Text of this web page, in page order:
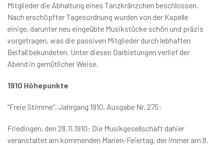
Mitglieder die Abhaltung eines Tanzkränzchen beschlossen.
Nach erschöpfter Tagesordnung wurden von der Kapelle
einige, darunter neu eingeübte Musikstücke schön und präzis
vorgetragen, was die passiven Mitglieder durch lebhaften
Beifall bekundeten. Unter diesen Darbietungen verlief der
Abend in gemütlicher Weise.
1910 Höhepunkte
"Freie Stimme", Jahrgang 1910, Ausgabe Nr. 275:
Friedingen, den 28.11.1910: Die Musikgesellschaft dahier
veranstaltet am kommenden Marien-Feiertag, der immer am 8.